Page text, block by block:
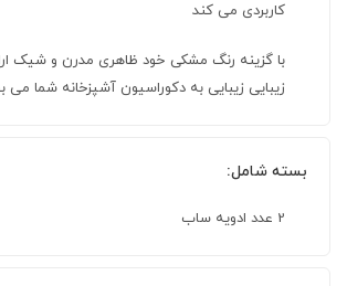
کاربردی می کند
با گزینه رنگ مشکی خود ظاهری مدرن و شیک
زیبایی زیبایی به دکوراسیون آشپزخانه شما
بسته شامل:
2 عدد ادویه ساب